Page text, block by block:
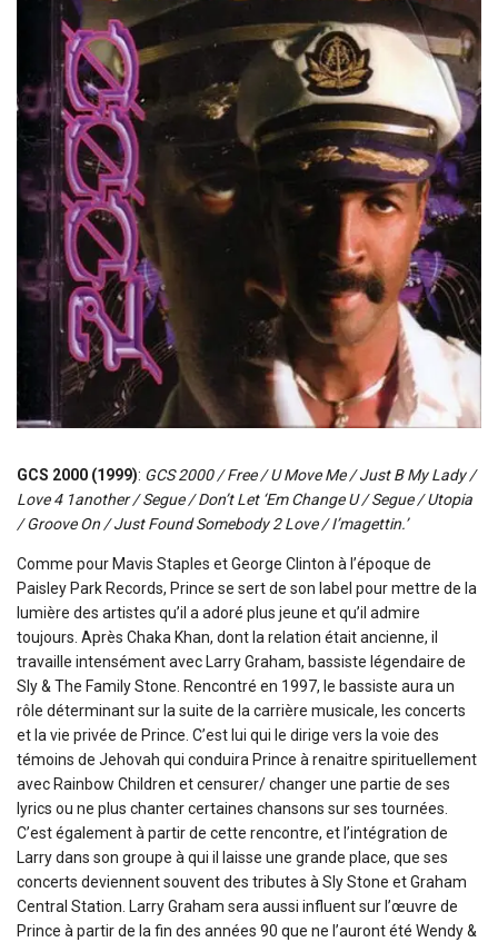
GCS 2000 (1999): GCS 2000 / Free / U Move Me / Just B My Lady /
Love 4 1another / Segue / Don’t Let ‘Em Change U / Segue / Utopia
/ Groove On / Just Found Somebody 2 Love / I’magettin.’
Comme pour Mavis Staples et George Clinton à l’époque de
Paisley Park Records, Prince se sert de son label pour mettre de la
lumière des artistes qu’il a adoré plus jeune et qu’il admire
toujours. Après Chaka Khan, dont la relation était ancienne, il
travaille intensément avec Larry Graham, bassiste légendaire de
Sly & The Family Stone. Rencontré en 1997, le bassiste aura un
rôle déterminant sur la suite de la carrière musicale, les concerts
et la vie privée de Prince. C’est lui qui le dirige vers la voie des
témoins de Jehovah qui conduira Prince à renaitre spirituellement
avec Rainbow Children et censurer/ changer une partie de ses
lyrics ou ne plus chanter certaines chansons sur ses tournées.
C’est également à partir de cette rencontre, et l’intégration de
Larry dans son groupe à qui il laisse une grande place, que ses
concerts deviennent souvent des tributes à Sly Stone et Graham
Central Station. Larry Graham sera aussi influent sur l’œuvre de
Prince à partir de la fin des années 90 que ne l’auront été Wendy &